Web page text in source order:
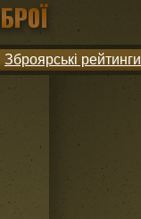
Зброярські рейтинги